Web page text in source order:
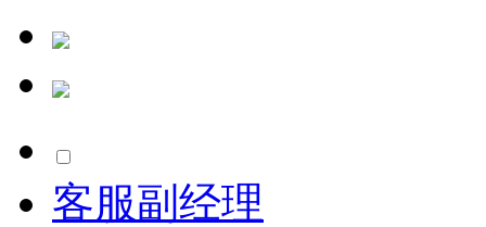
客服副经理